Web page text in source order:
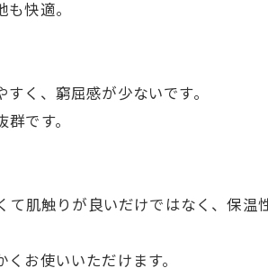
快適。
く、窮屈感が少ないです。
です。
て肌触りが良いだけではなく、保
お使いいただけます。